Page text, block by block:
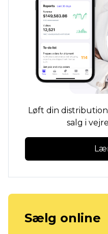
Løft din
salg i
Sælg online